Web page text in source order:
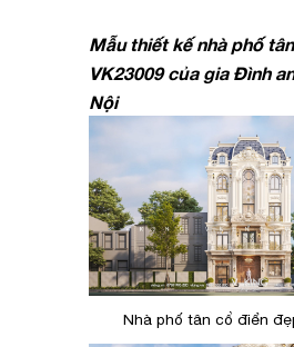
Mẫu thiết kế nhà phố
VK23009 của gia Đình
Nội
Nhà phố tân cổ điển